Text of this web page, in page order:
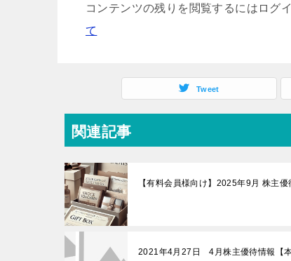
コンテンツの残りを閲覧するにはログ
て
Tweet
関連記事
【有料会員様向け】2025年9月 株主優
2021年4月27日 4月株主優待情報【本